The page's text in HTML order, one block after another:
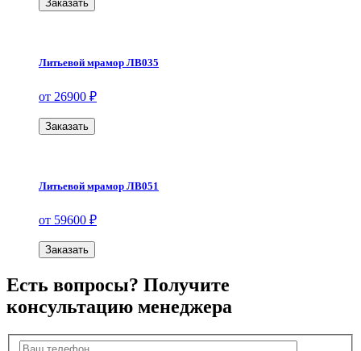
Заказать
Литьевой мрамор ЛВ035
от 26900 ₽
Заказать
Литьевой мрамор ЛВ051
от 59600 ₽
Заказать
Есть вопросы? Получите
консультацию менеджера